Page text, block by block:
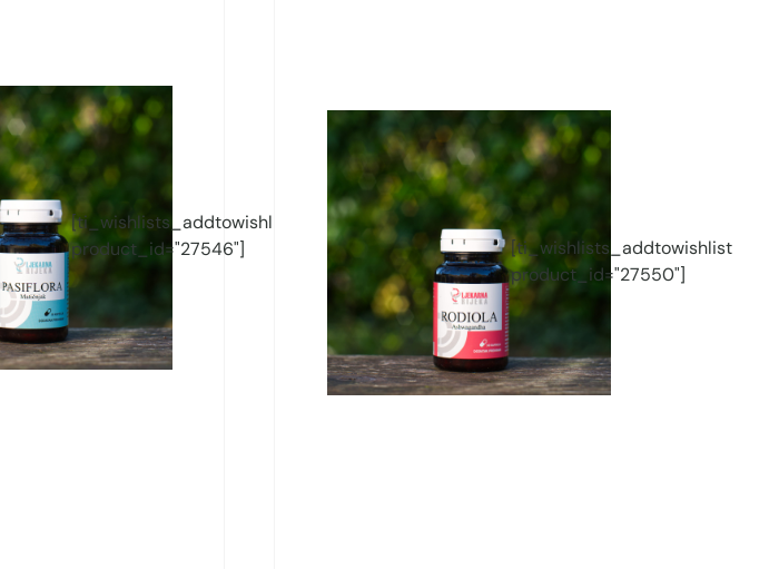
[ti_wishlists_addtowishlist
product_id="27546"]
[ti_wishlists_addtowishlist
product_id="27550"]